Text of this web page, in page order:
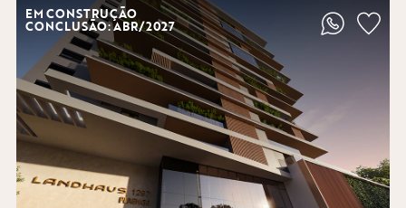
EM CONSTRUÇÃO
CONCLUSÃO: ABR/2027